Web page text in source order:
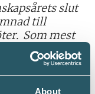
About
slut
till
Som mest
privat